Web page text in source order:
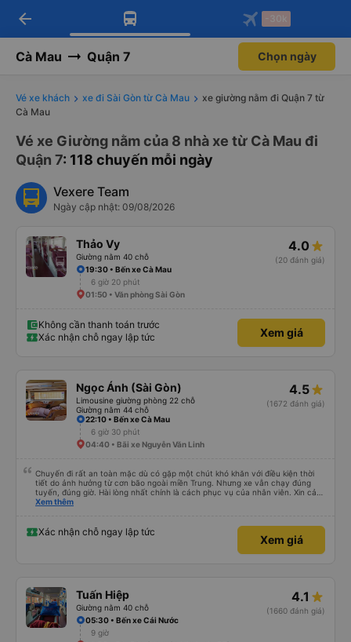
Tải app Vexere ngay!
Nhận ưu đãi thành viên độc
Mở app
Tải app Vexere
-30k/ghế khi đặt vé máy bay qua
Mở app
arrow_back -30k
Cà Mau Quận 7 Chọn ngày
Vé xe khách xe đi Sài Gòn từ Cà Mau
xe giường nằm đi Quận 7 từ
Cà Mau
Vé xe Giường nằm của 8 nhà xe từ Cà Mau đi
Quận 7: 118 chuyến mỗi ngày
Vexere Team
Ngày cập nhật: 09/08/2026
Thảo Vy
Giường nằm 40 chỗ
4.0
(20 đánh giá)
19:30 • Bến xe Cà Mau
6 giờ 20 phút
01:50 • Văn phòng Sài Gòn
Không cần thanh toán trước
Xác nhận chỗ ngay lập tức
Xem giá
Ngọc Ánh (Sài Gòn)
Limousine giường phòng 22 chỗ
Giường nằm 44 chỗ
4.5
(1672 đánh giá)
22:10 • Bến xe Cà Mau
6 giờ 30 phút
04:40 • Bãi xe Nguyễn Văn Linh
Chuyến đi rất an toàn mặc dù có gặp một chút khó khăn với điều kiện thời
tiết do ảnh hưởng từ cơn bão ngoài miền Trung. Nhưng xe vẫn chạy đúng
tuyến, đúng giờ. Hài lòng nhất chính là cách phục vụ của nhân viên. Xin cảm
ơn, tôi và gia đình sẽ tiếp tục ủng hộ nhà xe mình trong những chuyến đi sắp
Xem thêm
Xác nhận chỗ ngay lập tức
Xem giá
Tuấn Hiệp
Giường nằm 40 chỗ
4.1
(1660 đánh giá)
05:30 • Bến xe Cái Nước
9 giờ